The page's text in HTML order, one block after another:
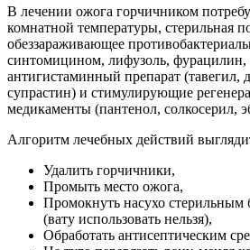
В лечении ожога горчичником
комнатной температуры, стерильная
обеззараживающее
синтомицином, лифузоль, фурацилин,
антигистаминный препарат (тавегил,
супрастин) и стимулирующие
медикаменты (пантенол, солкосерил,
Алгоритм лечебных действий
Удалить горчичники,
Промыть место ожога,
Промокнуть насухо
(вату использовать нельзя),
Обработать антисептическим